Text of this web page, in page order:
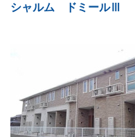
シャルム ドミールⅢ